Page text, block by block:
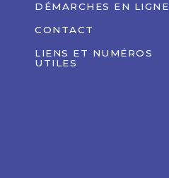
DÉMARCHES EN LIGNE
CONTACT
LIENS ET NUMÉROS
UTILES